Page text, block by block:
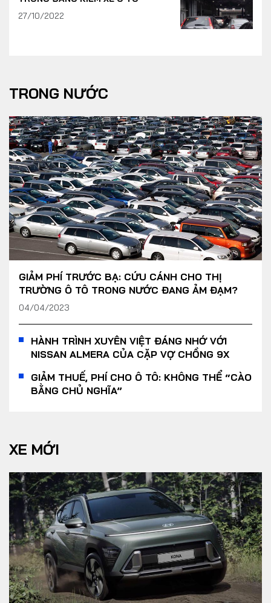
27/10/2022
TRONG NƯỚC
GIẢM PHÍ TRƯỚC BẠ: CỨU CÁNH CHO THỊ
TRƯỜNG Ô TÔ TRONG NƯỚC ĐANG ẢM ĐẠM?
04/04/2023
HÀNH TRÌNH XUYÊN VIỆT ĐÁNG NHỚ VỚI
NISSAN ALMERA CỦA CẶP VỢ CHỒNG 9X
GIẢM THUẾ, PHÍ CHO Ô TÔ: KHÔNG THỂ “CÀO
BẰNG CHỦ NGHĨA”
XE MỚI